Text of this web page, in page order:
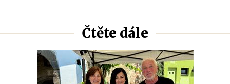
Čtěte dále